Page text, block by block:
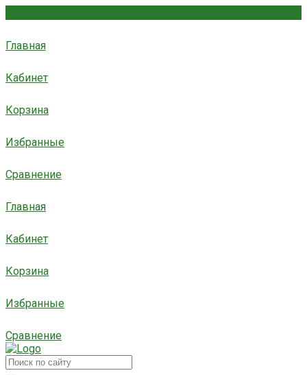
Главная
Кабинет
Корзина
Избранные
Сравнение
Главная
Кабинет
Корзина
Избранные
Сравнение